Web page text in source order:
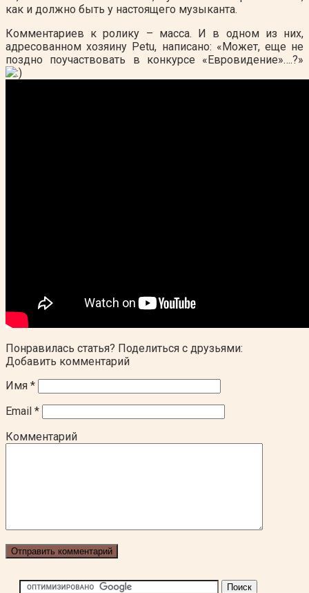
как и должно быть у настоящего музыканта.
Комментариев к ролику – масса. И в одном из них,
адресованном хозяину Рetu, написано: «Может, еще не
поздно поучаствовать в конкурсе «Евровидение»….?»
Понравилась статья? Поделиться с друзьями:
Добавить комментарий
Имя *
Email *
Комментарий